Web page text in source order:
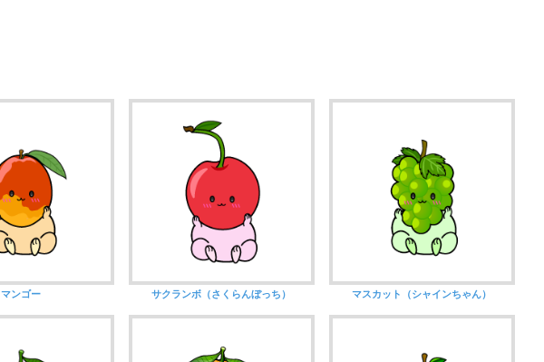
マンゴー サクランボ（さくらんぼっち） マスカット（シャインちゃん）